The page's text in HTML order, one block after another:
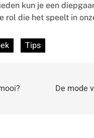
kun je een
rol die het speelt in
Tips
De mode